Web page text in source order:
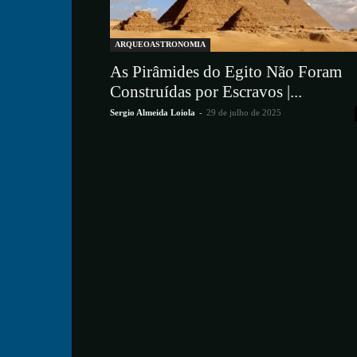
ARQUEOASTRONOMIA
As Pirâmides do Egito Não Foram
Construídas por Escravos |...
Sergio Almeida Loiola - 29 de julho de 2025